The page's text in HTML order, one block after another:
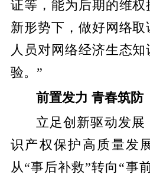
证等，能为后期的维
新形势下，做好网络
人员对网络经济生态
验。”
前置发力 青春筑防
立足创新驱动发展
识产权保护高质量发
从“事后补救”转向“事